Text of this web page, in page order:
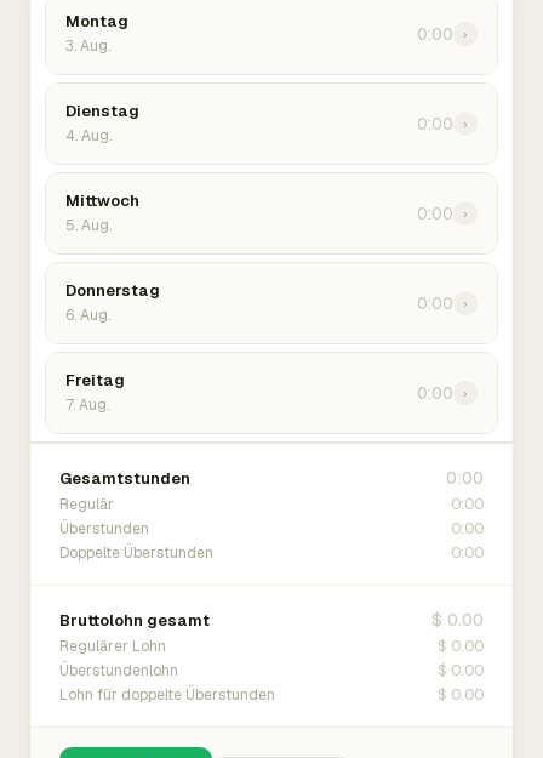
Montag
3. Aug.
0:00 ›
Dienstag
4. Aug.
0:00 ›
Mittwoch
5. Aug.
0:00 ›
Donnerstag
6. Aug.
0:00 ›
Freitag
7. Aug.
0:00 ›
Gesamtstunden 0:00
Regulär 0:00
Überstunden 0:00
Doppelte Überstunden 0:00
Bruttolohn gesamt $ 0.00
Regulärer Lohn $ 0.00
Überstundenlohn $ 0.00
Lohn für doppelte Überstunden $ 0.00